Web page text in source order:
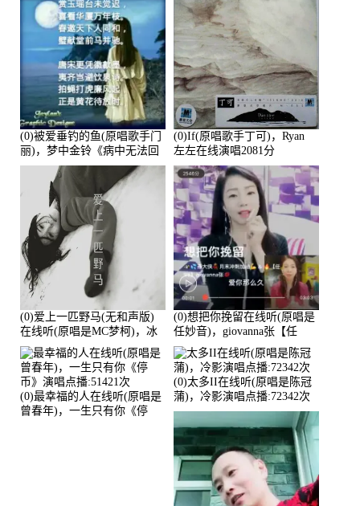
(0)被爱垂钓的鱼(原唱歌手门
丽)，梦中金铃《病中无法回
复大家》在线演唱3586分
(0)If(原唱歌手丁可)，Ryan
左左在线演唱2081分
(0)爱上一匹野马(无和声版)
在线听(原唱是MC梦柯)，冰
鑫Asce演唱点播:178815次
(0)想把你挽留在线听(原唱是
任妙音)，giovanna张【任
96】演唱点播:60173次
(0)最幸福的人在线听(原唱是
曾春年)，一生只有你《停
(0)太多II在线听(原唱是陈冠
蒲)，冷影演唱点播:72342次